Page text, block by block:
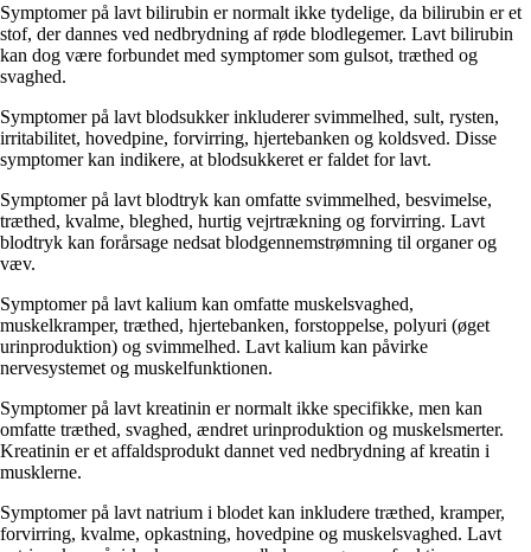
Symptomer på lavt bilirubin er normalt ikke tydelige, da bilirubin er et
stof, der dannes ved nedbrydning af røde blodlegemer. Lavt bilirubin
kan dog være forbundet med symptomer som gulsot, træthed og
svaghed.
Symptomer på lavt blodsukker inkluderer svimmelhed, sult, rysten,
irritabilitet, hovedpine, forvirring, hjertebanken og koldsved. Disse
symptomer kan indikere, at blodsukkeret er faldet for lavt.
Symptomer på lavt blodtryk kan omfatte svimmelhed, besvimelse,
træthed, kvalme, bleghed, hurtig vejrtrækning og forvirring. Lavt
blodtryk kan forårsage nedsat blodgennemstrømning til organer og
væv.
Symptomer på lavt kalium kan omfatte muskelsvaghed,
muskelkramper, træthed, hjertebanken, forstoppelse, polyuri (øget
urinproduktion) og svimmelhed. Lavt kalium kan påvirke
nervesystemet og muskelfunktionen.
Symptomer på lavt kreatinin er normalt ikke specifikke, men kan
omfatte træthed, svaghed, ændret urinproduktion og muskelsmerter.
Kreatinin er et affaldsprodukt dannet ved nedbrydning af kreatin i
musklerne.
Symptomer på lavt natrium i blodet kan inkludere træthed, kramper,
forvirring, kvalme, opkastning, hovedpine og muskelsvaghed. Lavt